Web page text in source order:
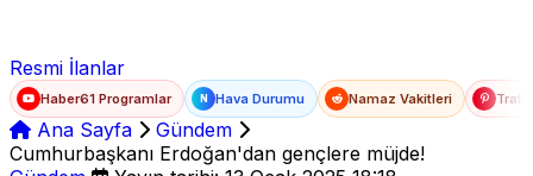
Resmi İlanlar
Haber61 Programlar N Hava Durumu Namaz Vakitleri
Ana Sayfa
Gündem
Cumhurbaşkanı Erdoğan'dan gençlere müjde!